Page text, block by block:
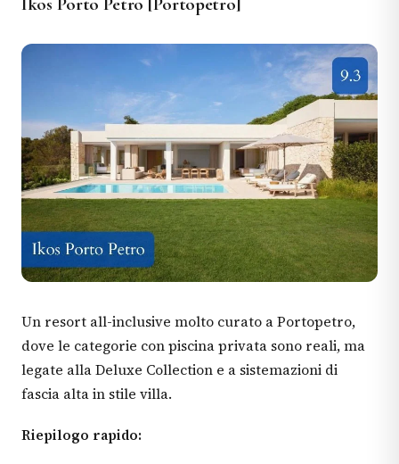
Un resort all-inclusive molto curato a Portopetro,
dove le categorie con piscina privata sono reali, ma
legate alla Deluxe Collection e a sistemazioni di
fascia alta in stile villa.
Riepilogo rapido: